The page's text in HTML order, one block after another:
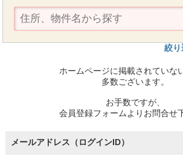
絞り
ホームページに掲載されていな
多数ございます。
お手数ですが、
会員登録フォームよりお問合せ
メールアドレス（ログインID）